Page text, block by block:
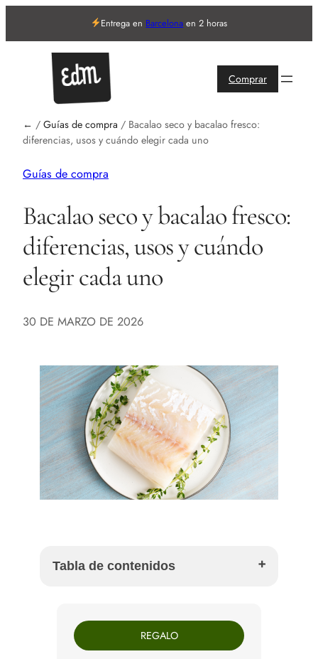
Entrega en Barcelona en 2 horas
Comprar
← / Guías de compra / Bacalao seco y bacalao fresco:
diferencias, usos y cuándo elegir cada uno
Guías de compra
Bacalao seco y bacalao fresco:
diferencias, usos y cuándo
elegir cada uno
30 DE MARZO DE 2026
Tabla de contenidos
diferencia principal
Qué es exactamente el bacalao seco
Qué cambia de verdad frente al bacalao fresco
REGALO